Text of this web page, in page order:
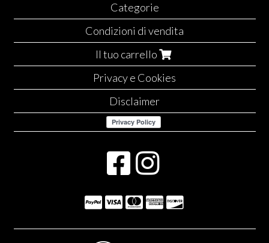
Categorie
Condizioni di vendita
Il tuo carrello
Privacy e Cookies
Disclaimer